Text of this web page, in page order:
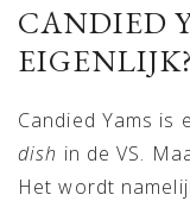
CANDIED
EIGENLIJK?
Candied Yams is
dish in de VS.
Het wordt